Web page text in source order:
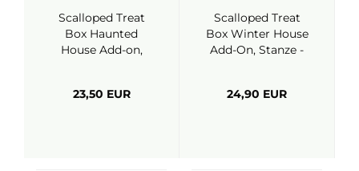
Scalloped Treat
Box Haunted
House Add-on,
23,50 EUR
Scalloped Treat
Box Winter House
Add-On, Stanze -
24,90 EUR